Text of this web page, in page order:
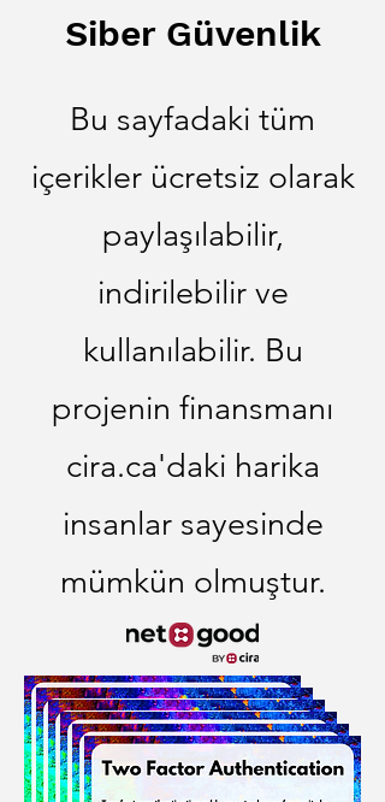
Siber Güvenlik
Bu sayfadaki tüm
içerikler ücretsiz olarak
paylaşılabilir,
indirilebilir ve
kullanılabilir. Bu
projenin finansmanı
cira.ca'daki harika
insanlar sayesinde
mümkün olmuştur.